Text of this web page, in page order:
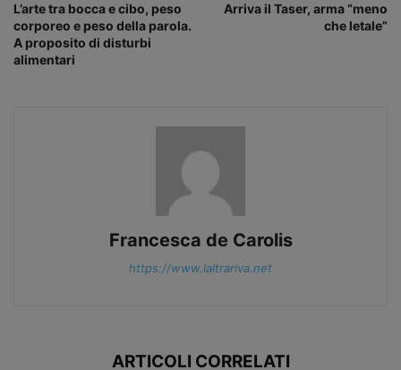
L’arte tra bocca e cibo, peso
corporeo e peso della parola.
A proposito di disturbi
alimentari
Arriva il Taser, arma “meno
che letale”
Francesca de Carolis
https://www.laltrariva.net
ARTICOLI CORRELATI